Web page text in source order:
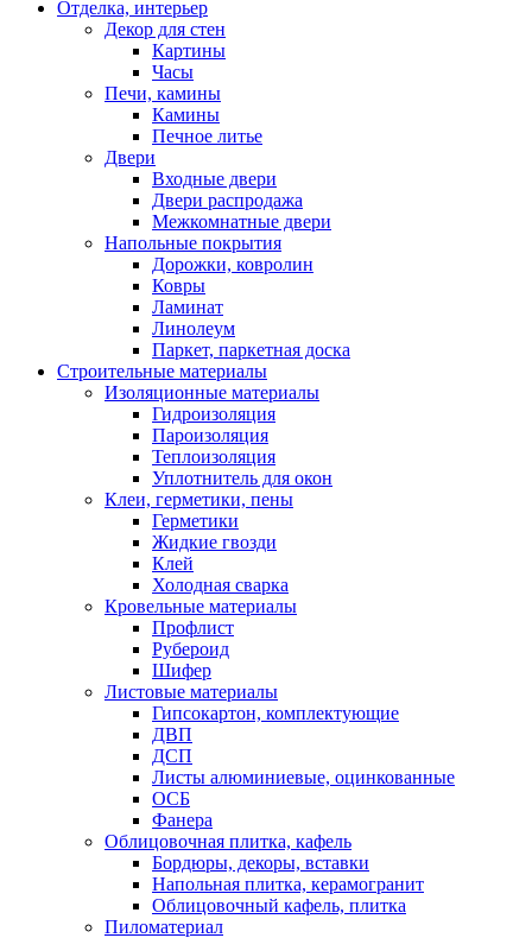
Отделка, интерьер
Декор для стен
Картины
Часы
Печи, камины
Камины
Печное литье
Двери
Входные двери
Двери распродажа
Межкомнатные двери
Напольные покрытия
Дорожки, ковролин
Ковры
Ламинат
Линолеум
Паркет, паркетная доска
Строительные материалы
Изоляционные материалы
Гидроизоляция
Пароизоляция
Теплоизоляция
Уплотнитель для окон
Клеи, герметики, пены
Герметики
Жидкие гвозди
Клей
Холодная сварка
Кровельные материалы
Профлист
Рубероид
Шифер
Листовые материалы
Гипсокартон, комплектующие
ДВП
ДСП
Листы алюминиевые, оцинкованные
ОСБ
Фанера
Облицовочная плитка, кафель
Бордюры, декоры, вставки
Напольная плитка, керамогранит
Облицовочный кафель, плитка
Пиломатериал